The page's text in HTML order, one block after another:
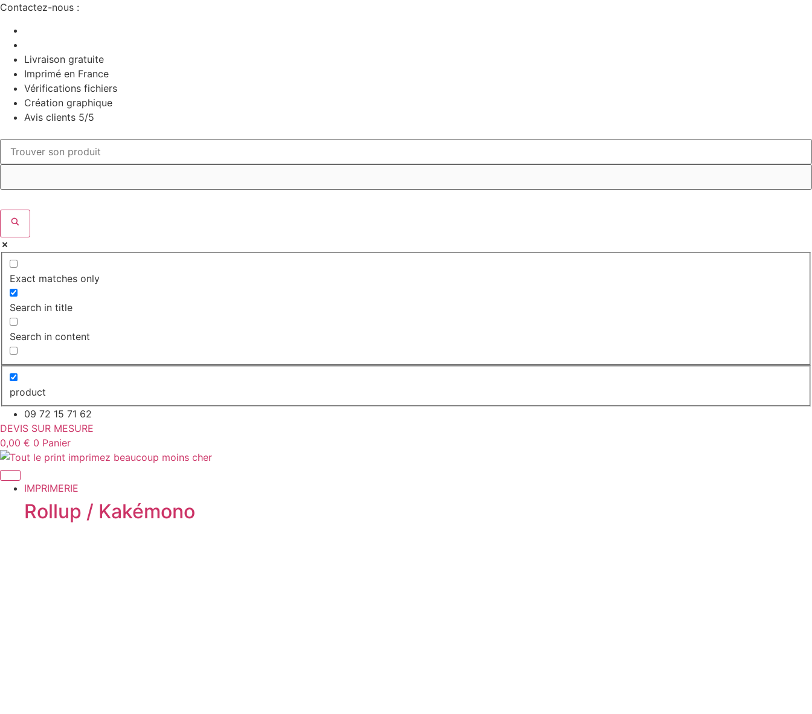
Aller
contenu
Contactez-nous :
Livraison gratuite
Imprimé en France
Vérifications fichiers
Création graphique
Avis clients 5/5
Exact matches only
Search in title
Search in content
product
09 72 15 71 62
DEVIS SUR MESURE
0,00 € 0 Panier
IMPRIMERIE
Rollup / Kakémono